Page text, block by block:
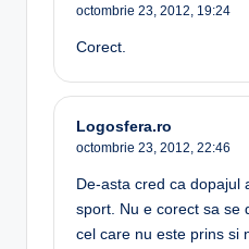
octombrie 23, 2012, 19:24
Corect.
Logosfera.ro
octombrie 23, 2012, 22:46
De-asta cred ca dopajul
sport. Nu e corect sa se
cel care nu este prins si